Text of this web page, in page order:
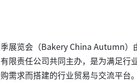
展览会（Bakery China Autumn）
限责任公司共同主办，是为满足行
需求而搭建的行业贸易与交流平台